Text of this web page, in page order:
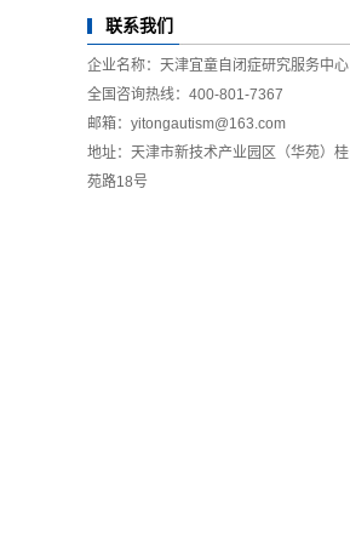
联系我们
企业名称：天津宜童自闭症研究服务中心
全国咨询热线：400-801-7367
邮箱：yitongautism@163.com
地址：天津市新技术产业园区（华苑）桂
苑路18号